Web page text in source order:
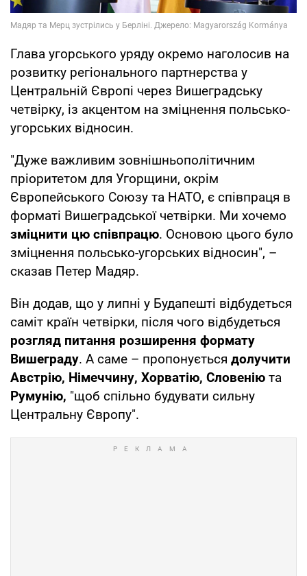
Глава угорського уряду окремо наголосив на
розвитку регіонального партнерства у
Центральній Європі через Вишеградську
четвірку, із акцентом на зміцнення польсько-
угорських відносин.
"Дуже важливим зовнішньополітичним
пріоритетом для Угорщини, окрім
Європейського Союзу та НАТО, є співпраця в
форматі Вишеградської четвірки. Ми хочемо
зміцнити цю співпрацю. Основою цього було
зміцнення польсько-угорських відносин", –
сказав Петер Мадяр.
Він додав, що у липні у Будапешті відбудеться
саміт країн четвірки, після чого відбудеться
розгляд питання розширення формату
Вишеграду. А саме – пропонується долучити
Австрію, Німеччину, Хорватію, Словенію та
Румунію, "щоб спільно будувати сильну
Центральну Європу".